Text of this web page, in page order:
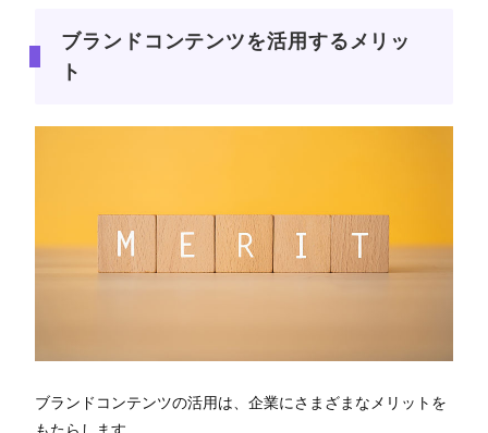
ブランドコンテンツを活用するメリッ
ト
ブランドコンテンツの活用は、企業にさまざまなメリットを
もたらします。